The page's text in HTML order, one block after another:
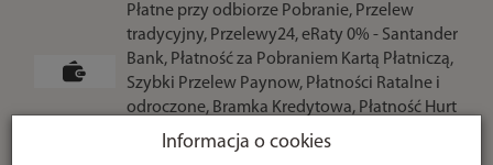
Płatne przy odbiorze Pobranie, Przelew
tradycyjny, Przelewy24, eRaty 0% - Santander
Bank, Płatność za Pobraniem Kartą Płatniczą,
Szybki Przelew Paynow, Płatności Ratalne i
odroczone, Bramka Kredytowa, Płatność Hurt
- po potwierdzeniu
Informacja o cookies